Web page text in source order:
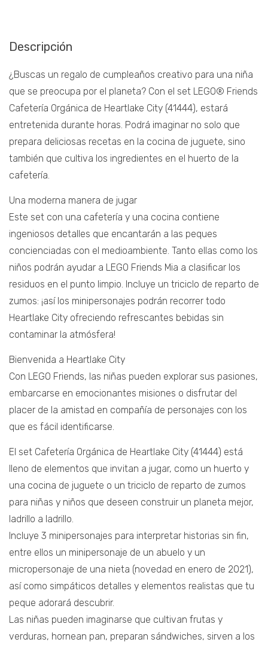
Descripción
¿Buscas un regalo de cumpleaños creativo para una niña
que se preocupa por el planeta? Con el set LEGO® Friends
Cafetería Orgánica de Heartlake City (41444), estará
entretenida durante horas. Podrá imaginar no solo que
prepara deliciosas recetas en la cocina de juguete, sino
también que cultiva los ingredientes en el huerto de la
cafetería.
Una moderna manera de jugar
Este set con una cafetería y una cocina contiene
ingeniosos detalles que encantarán a las peques
concienciadas con el medioambiente. Tanto ellas como los
niños podrán ayudar a LEGO Friends Mia a clasificar los
residuos en el punto limpio. Incluye un triciclo de reparto de
zumos: ¡así los minipersonajes podrán recorrer todo
Heartlake City ofreciendo refrescantes bebidas sin
contaminar la atmósfera!
Bienvenida a Heartlake City
Con LEGO Friends, las niñas pueden explorar sus pasiones,
embarcarse en emocionantes misiones o disfrutar del
placer de la amistad en compañía de personajes con los
que es fácil identificarse.
El set Cafetería Orgánica de Heartlake City (41444) está
lleno de elementos que invitan a jugar, como un huerto y
una cocina de juguete o un triciclo de reparto de zumos
para niñas y niños que deseen construir un planeta mejor,
ladrillo a ladrillo.
Incluye 3 minipersonajes para interpretar historias sin fin,
entre ellos un minipersonaje de un abuelo y un
micropersonaje de una nieta (novedad en enero de 2021),
así como simpáticos detalles y elementos realistas que tu
peque adorará descubrir.
Las niñas pueden imaginarse que cultivan frutas y
verduras, hornean pan, preparan sándwiches, sirven a los